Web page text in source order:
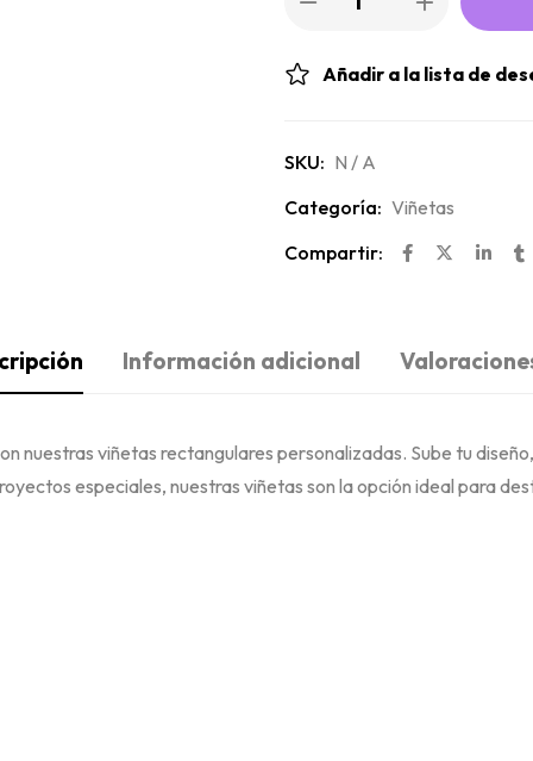
Añadir a la lista de
SKU: N / A
Categoría: Viñetas
Compartir:
Información adicional
nuestras viñetas rectangulares personalizadas. Sube tu
especiales, nuestras viñetas son la opción ideal para